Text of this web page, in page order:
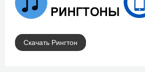
Скачать Рингтон